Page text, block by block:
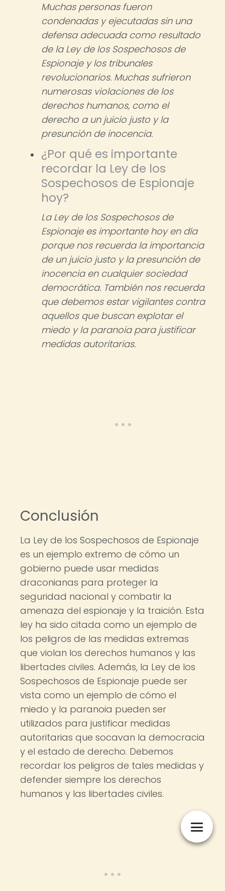
Muchas personas fueron
condenadas y ejecutadas sin una
defensa adecuada como resultado
de la Ley de los Sospechosos de
Espionaje y los tribunales
revolucionarios. Muchas sufrieron
numerosas violaciones de los
derechos humanos, como el
derecho a un juicio justo y la
presunción de inocencia.
¿Por qué es importante
recordar la Ley de los
Sospechosos de Espionaje
hoy?
La Ley de los Sospechosos de
Espionaje es importante hoy en día
porque nos recuerda la importancia
de un juicio justo y la presunción de
inocencia en cualquier sociedad
democrática. También nos recuerda
que debemos estar vigilantes contra
aquellos que buscan explotar el
miedo y la paranoia para justificar
medidas autoritarias.
Conclusión
La Ley de los Sospechosos de Espionaje
es un ejemplo extremo de cómo un
gobierno puede usar medidas
draconianas para proteger la
seguridad nacional y combatir la
amenaza del espionaje y la traición. Esta
ley ha sido citada como un ejemplo de
los peligros de las medidas extremas
que violan los derechos humanos y las
libertades civiles. Además, la Ley de los
Sospechosos de Espionaje puede ser
vista como un ejemplo de cómo el
miedo y la paranoia pueden ser
utilizados para justificar medidas
autoritarias que socavan la democracia
y el estado de derecho. Debemos
recordar los peligros de tales medidas y
defender siempre los derechos
humanos y las libertades civiles.